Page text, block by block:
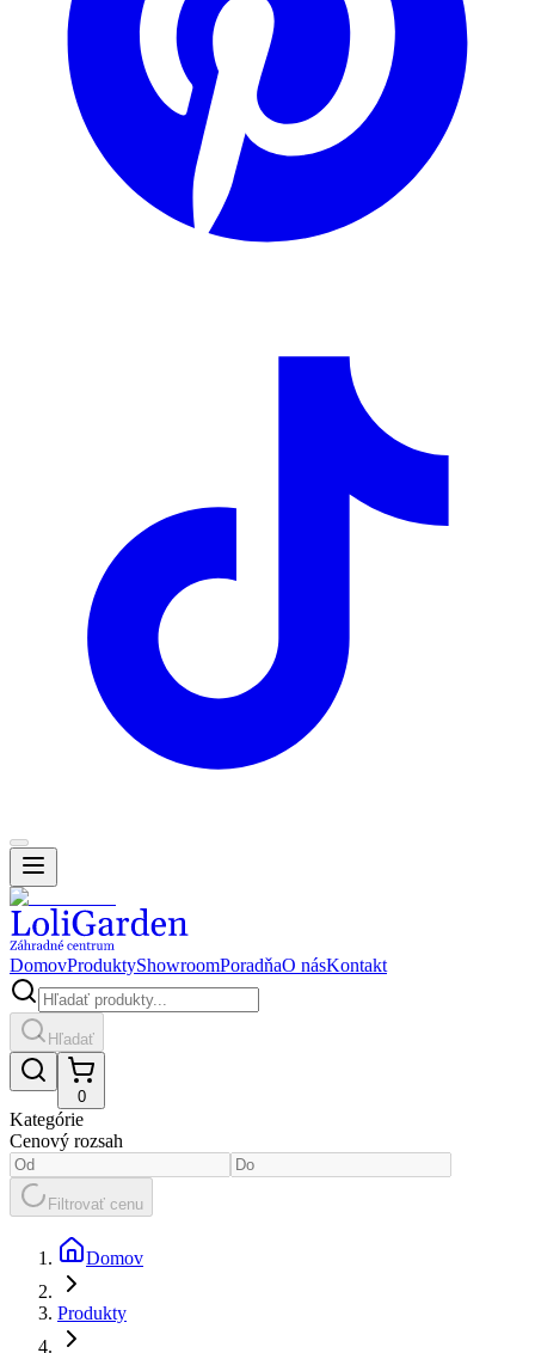
DomovProduktyShowroomPoradňaO násKontakt
Hľadať
0
Kategórie
Cenový rozsah
Filtrovať cenu
Domov
Produkty